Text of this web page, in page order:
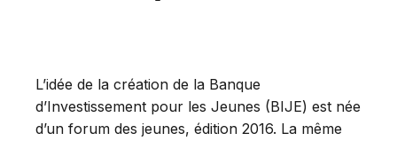
L’idée de la création de la Banque
d’Investissement pour les Jeunes (BIJE) est née
d’un forum des jeunes, édition 2016. La même